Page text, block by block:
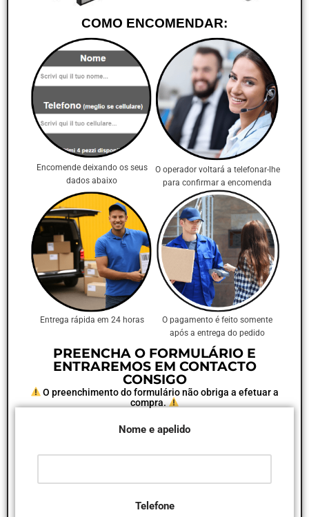
COMO ENCOMENDAR:
Encomende deixando os seus
dados abaixo
O operador voltará a telefonar-lhe
para confirmar a encomenda
Entrega rápida em 24 horas
O pagamento é feito somente
após a entrega do pedido
PREENCHA O FORMULÁRIO E
ENTRAREMOS EM CONTACTO
CONSIGO
O preenchimento do formulário não obriga a efetuar a
compra.
Nome e apelido
Telefone